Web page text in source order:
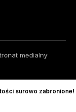
medialny
surowo zabronione!